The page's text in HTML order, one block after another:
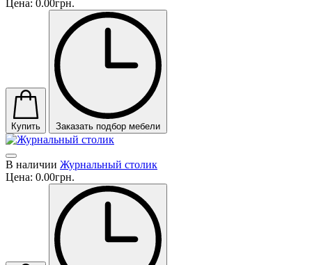
Цена: 0.00грн.
Купить Заказать подбор мебели
В наличии Журнальный столик
Цена: 0.00грн.